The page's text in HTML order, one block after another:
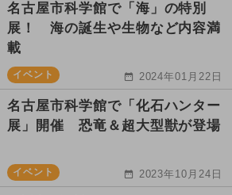
名古屋市科学館で「海」の特別
展！ 海の誕生や生物など内容満
載
イベント 2024年01月22日
名古屋市科学館で「化石ハンター
展」開催 恐竜＆超大型獣が登場
イベント 2023年10月24日